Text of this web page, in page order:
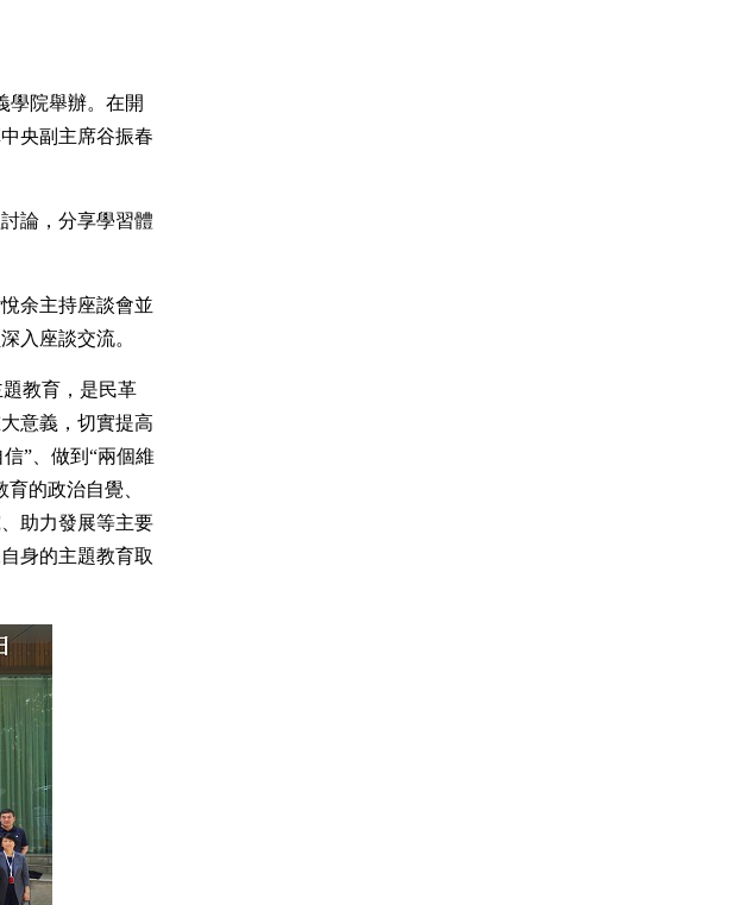
學院舉辦。在開
央副主席谷振春
論，分享學習體
余主持座談會並
入座談交流。
教育，是民革
意義，切實提高
”、做到“兩個維
的政治自覺、
助力發展等主要
身的主題教育取